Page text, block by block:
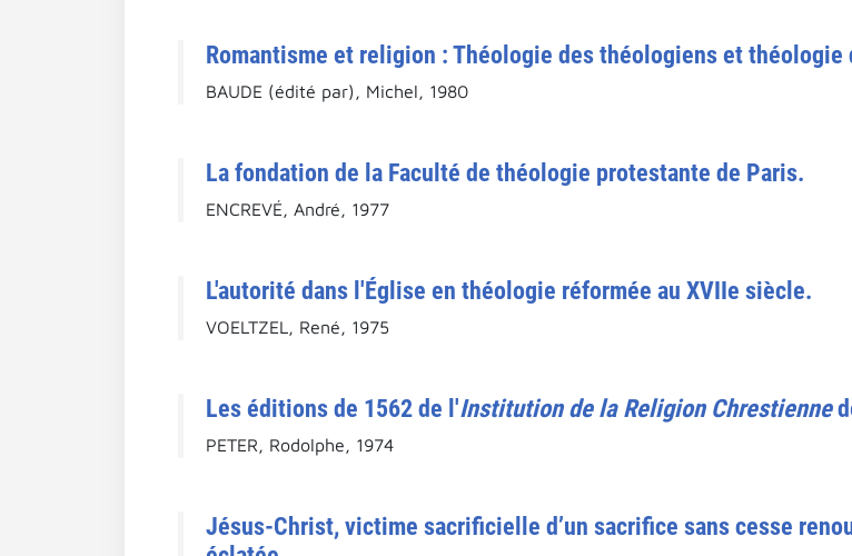
Romantisme et religion : Théologie des théologiens et théologie
BAUDE (édité par), Michel, 1980
La fondation de la Faculté de théologie protestante de Paris.
ENCREVÉ, André, 1977
L'autorité dans l'Église en théologie réformée au XVIIe siècle.
VOELTZEL, René, 1975
Les éditions de 1562 de l'Institution de la Religion Chrestienne
PETER, Rodolphe, 1974
Jésus-Christ, victime sacrificielle d’un sacrifice sans cesse